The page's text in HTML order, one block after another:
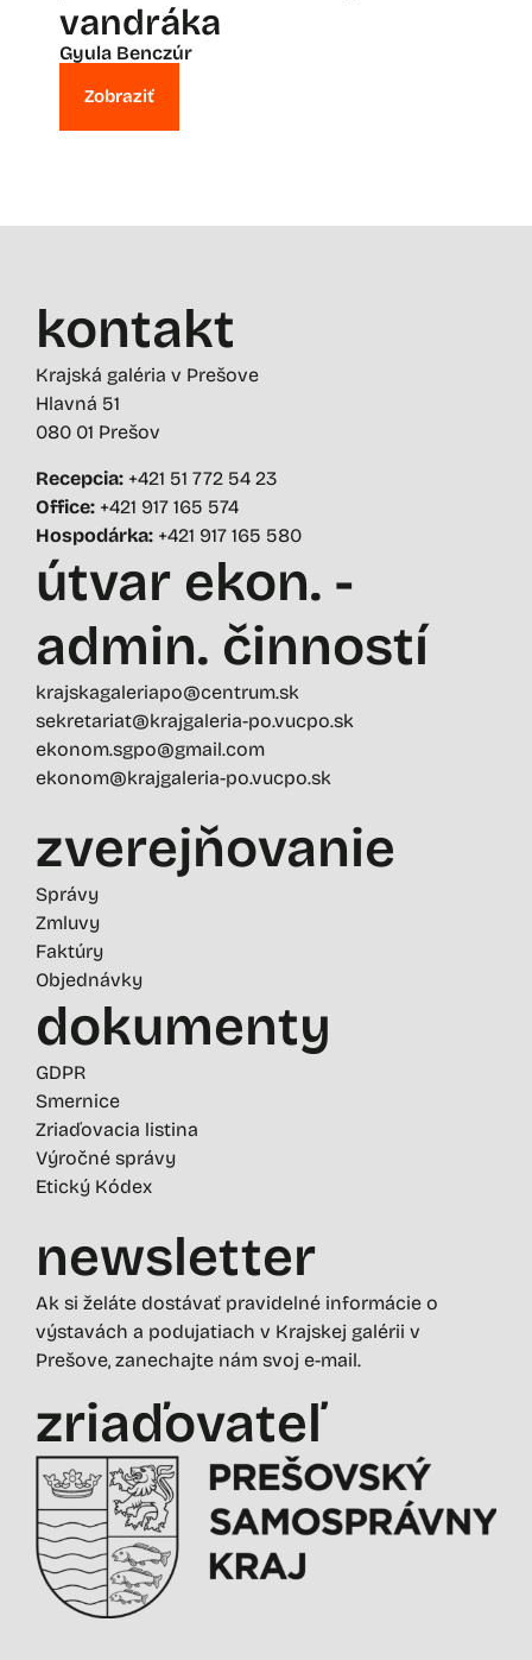
vandráka
Gyula Benczúr
Zobraziť
kontakt
Krajská galéria v Prešove
Hlavná 51
080 01 Prešov
Recepcia: +421 51 772 54 23
Office: +421 917 165 574
Hospodárka: +421 917 165 580
útvar ekon. -
admin. činností
krajskagaleriapo@centrum.sk
sekretariat@krajgaleria-po.vucpo.sk
ekonom.sgpo@gmail.com
ekonom@krajgaleria-po.vucpo.sk
zverejňovanie
Správy
Zmluvy
Faktúry
Objednávky
dokumenty
GDPR
Smernice
Zriaďovacia listina
Výročné správy
Etický Kódex
newsletter
Ak si želáte dostávať pravidelné informácie o
výstavách a podujatiach v Krajskej galérii v
Prešove, zanechajte nám svoj e-mail.
zriaďovateľ